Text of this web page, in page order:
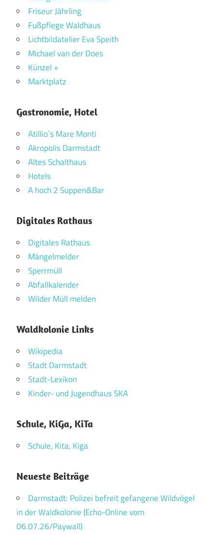
Friseur Jährling
Fußpflege Waldhaus
Lichtbildatelier Eva Speith
Michael van der Does
Künzel +
Marktplatz
Gastronomie, Hotel
Atillio`s Mare Monti
Akropolis Darmstadt
Altes Schalthaus
Hotels
A hoch 2 Suppen&Bar
Digitales Rathaus
Digitales Rathaus
Mängelmelder
Sperrmüll
Abfallkalender
Wilder Müll melden
Waldkolonie Links
Wikipedia
Stadt Darmstadt
Stadt-Lexikon
Kinder- und Jugendhaus SKA
Schule, KiGa, KiTa
Schule, Kita, Kiga
Neueste Beiträge
Darmstadt: Polizei befreit gefangene Wildvögel
in der Waldkolonie (Echo-Online vom
06.07.26/Paywall)